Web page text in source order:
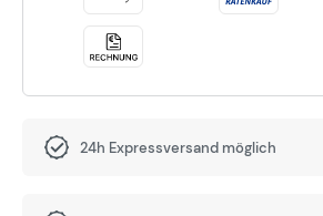
24h Expressversand möglich